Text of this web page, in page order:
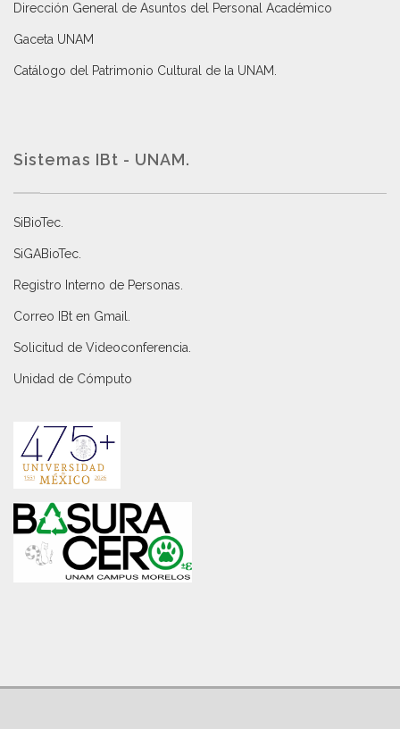
Dirección General de Asuntos del Personal Académico
Gaceta UNAM
Catálogo del Patrimonio Cultural de la UNAM.
Sistemas IBt - UNAM.
SiBioTec
SiGABioTec.
Registro Interno de Personas
Correo IBt en Gmail
Solicitud de Videoconferencia.
Unidad de Cómputo